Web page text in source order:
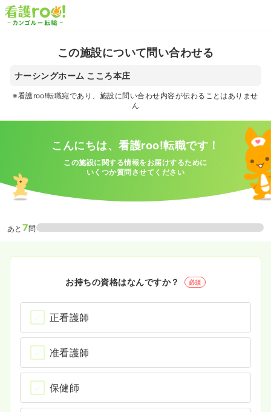
この施設について問い合わせる
ナーシングホーム こころ本庄
※看護roo!転職宛であり、施設に問い合わせ内容が伝わることはありませ
ん
こんにちは、看護roo!転職です！
この施設に関する情報をお届けするために
いくつか質問させてください
あと 7問
お持ちの資格はなんですか？ 必須
正看護師
准看護師
保健師